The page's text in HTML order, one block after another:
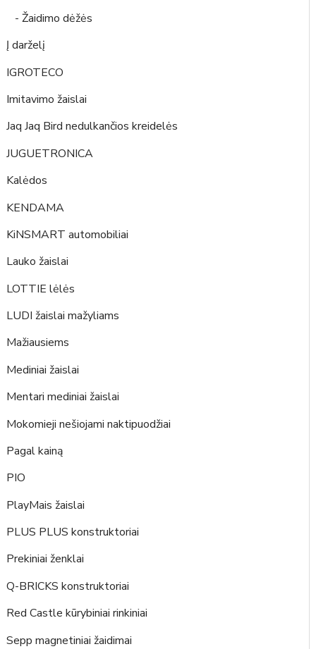
- Žaidimo dėžės
Į darželį
IGROTECO
Imitavimo žaislai
Jaq Jaq Bird nedulkančios kreidelės
JUGUETRONICA
Kalėdos
KENDAMA
KiNSMART automobiliai
Lauko žaislai
LOTTIE lėlės
LUDI žaislai mažyliams
Mažiausiems
Mediniai žaislai
Mentari mediniai žaislai
Mokomieji nešiojami naktipuodžiai
Pagal kainą
PIO
PlayMais žaislai
PLUS PLUS konstruktoriai
Prekiniai ženklai
Q-BRICKS konstruktoriai
Red Castle kūrybiniai rinkiniai
Sepp magnetiniai žaidimai